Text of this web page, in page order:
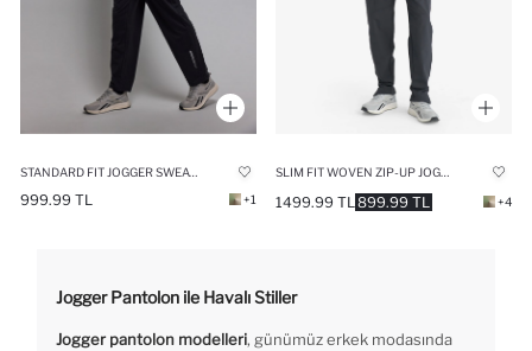
STANDARD FIT JOGGER SWEATPANTS
999.99 TL +1 899.99 TL
1499.99 TL +4
Jogger Pantolon ile Havalı Stiller
Jogger pantolon modelleri, günümüz erkek modasında